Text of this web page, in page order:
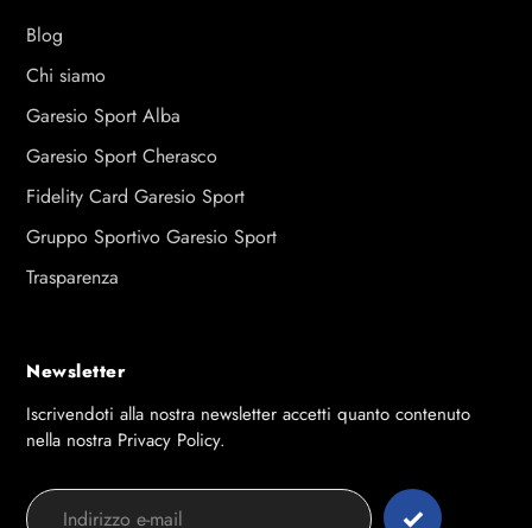
Blog
Chi siamo
Garesio Sport Alba
Garesio Sport Cherasco
Fidelity Card Garesio Sport
Gruppo Sportivo Garesio Sport
Trasparenza
Newsletter
Iscrivendoti alla nostra newsletter accetti quanto contenuto
nella nostra Privacy Policy.